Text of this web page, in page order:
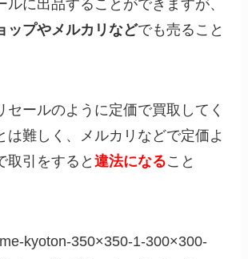
ルに出品することができますが、
ップやメルカリなどでも売ること
セールのように定価で買取してく
は難しく、メルカリなどで定価よ
取引をすると違法になること
kyoton-350×350-1-300×300-